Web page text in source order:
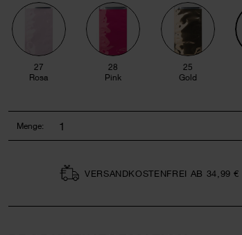
27
Rosa
28
Pink
25
Gold
Menge:
VERSAND­KOSTEN­FREI AB 34,99 €